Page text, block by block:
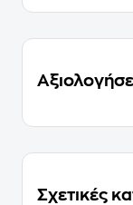
Σχετικές